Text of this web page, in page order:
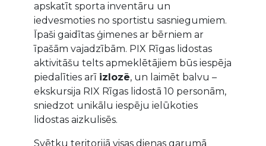
apskatīt sporta inventāru un
iedvesmoties no sportistu sasniegumiem.
Īpaši gaidītas ģimenes ar bērniem ar
īpašām vajadzībām. PIX Rīgas lidostas
aktivitāšu telts apmeklētājiem būs iespēja
piedalīties arī izlozē, un laimēt balvu –
ekskursija RIX Rīgas lidostā 10 personām,
sniedzot unikālu iespēju ielūkoties
lidostas aizkulisēs.
Svētku teritorijā visas dienas garumā